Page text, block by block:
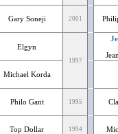
Gary Soneji 2001
Elgyn
1997
Michael Korda
Philo Gant 1995
Top Dollar 1994